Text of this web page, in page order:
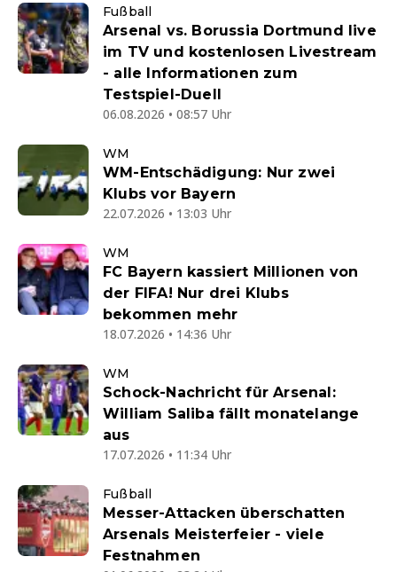
Fußball
Arsenal vs. Borussia Dortmund live
im TV und kostenlosen Livestream
- alle Informationen zum
Testspiel-Duell
06.08.2026 • 08:57 Uhr
WM
WM-Entschädigung: Nur zwei
Klubs vor Bayern
22.07.2026 • 13:03 Uhr
WM
FC Bayern kassiert Millionen von
der FIFA! Nur drei Klubs
bekommen mehr
18.07.2026 • 14:36 Uhr
WM
Schock-Nachricht für Arsenal:
William Saliba fällt monatelange
aus
17.07.2026 • 11:34 Uhr
Fußball
Messer-Attacken überschatten
Arsenals Meisterfeier - viele
Festnahmen